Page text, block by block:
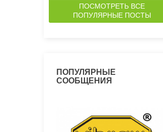
ПОСМОТРЕТЬ ВСЕ
ПОПУЛЯРНЫЕ ПОСТЫ
ПОПУЛЯРНЫЕ
СООБЩЕНИЯ